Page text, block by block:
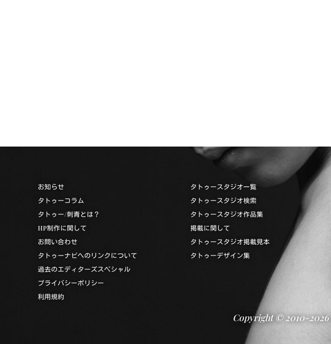
お知らせ
タトゥーコラム
タトゥー/刺青とは？
HP制作に関して
お問い合わせ
タトゥーナビへのリンクについて
過去のエディターズスペシャル
プライバシーポリシー
利用規約
タトゥースタジオ一覧
タトゥースタジオ検索
タトゥースタジオ作品集
掲載に関して
タトゥースタジオ掲載見本
タトゥーデザイン集
Copyright © 2010-2026